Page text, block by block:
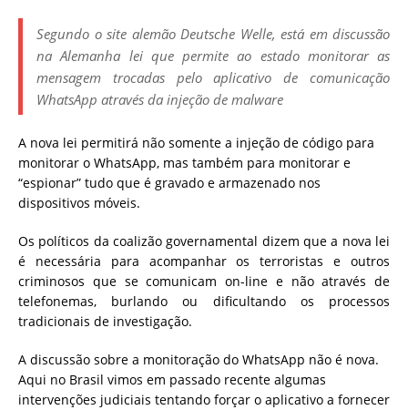
Segundo o site alemão Deutsche Welle, está em discussão
na Alemanha lei que permite ao estado monitorar as
mensagem trocadas pelo aplicativo de comunicação
WhatsApp através da injeção de malware
A nova lei permitirá não somente a injeção de código para
monitorar o WhatsApp, mas também para monitorar e
“espionar” tudo que é gravado e armazenado nos
dispositivos móveis.
Os políticos da coalizão governamental dizem que a nova lei
é necessária para acompanhar os terroristas e outros
criminosos que se comunicam on-line e não através de
telefonemas, burlando ou dificultando os processos
tradicionais de investigação.
A discussão sobre a monitoração do WhatsApp não é nova.
Aqui no Brasil vimos em passado recente algumas
intervenções judiciais tentando forçar o aplicativo a fornecer